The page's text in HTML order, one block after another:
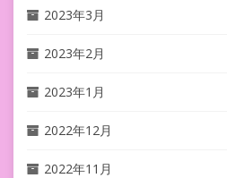
2023年3月
2023年2月
2023年1月
2022年12月
2022年11月